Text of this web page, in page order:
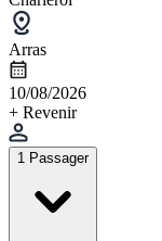
Arras
10/08/2026
+ Revenir
1 Passager